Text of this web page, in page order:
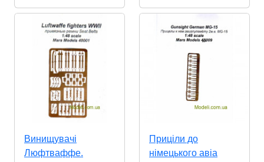
Винищувачі
Люфтваффе.
Приціли до
німецького авіа